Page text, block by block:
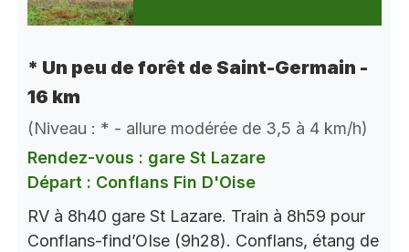
* Un peu de forêt de Saint-Germain -
16 km
(Niveau : * - allure modérée de 3,5 à 4 km/h)
Rendez-vous : gare St Lazare
Départ : Conflans Fin D'Oise
RV à 8h40 gare St Lazare. Train à 8h59 pour
Conflans-find’OIse (9h28). Conflans, étang de